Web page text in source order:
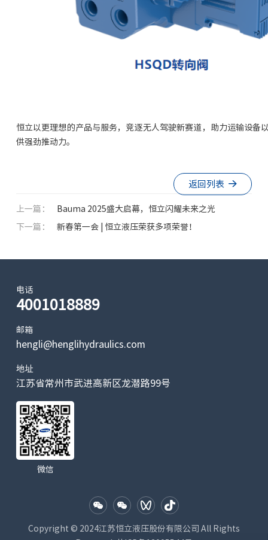
恒立以更理想的产品与服务，竞逐无人驾驶新赛道，助力运输设
供强劲推动力。
返回列表
上一篇： Bauma 2025盛大启幕，恒立闪耀未来之光
下一篇： 新春第一会 | 恒立液压荣获多项荣誉！
电话
4001018889
邮箱
hengli@henglihydraulics.com
地址
江苏省常州市武进高新区龙潜路99号
微信
Copyright © 2024江苏恒立液压股份有限公司 All Rights